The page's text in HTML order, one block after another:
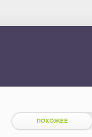
ПОХОЖЕЕ